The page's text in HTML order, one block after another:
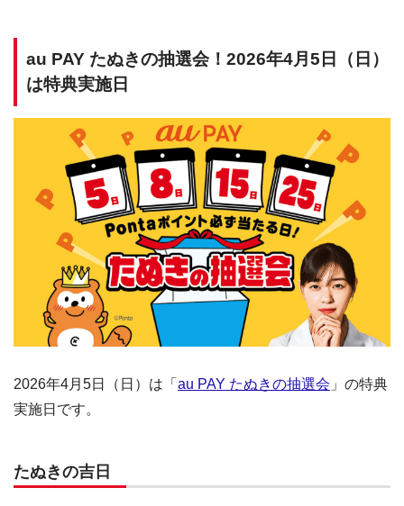
au PAY たぬきの抽選会！2026年4月5日（日）
は特典実施日
2026年4月5日（日）は「 au PAY たぬきの抽選会 」の特典
実施日です。
たぬきの吉日